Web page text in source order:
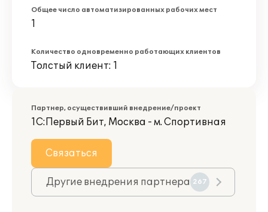
Общее число автоматизированных рабочих мест
1
Количество одновременно работающих клиентов
Толстый клиент: 1
Партнер, осуществивший внедрение/проект
1С:Первый Бит, Москва - м. Спортивная
Связаться
Другие внедрения партнера 267